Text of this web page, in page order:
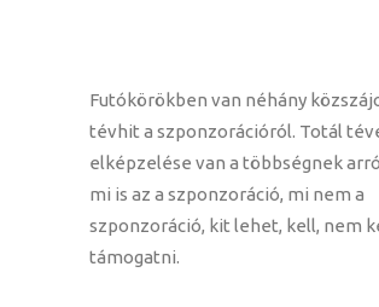
Futókörökben van néhány
tévhit a szponzorációról. Totál
elképzelése van a többségnek
mi is az a szponzoráció, mi nem a
szponzoráció, kit lehet, kell, nem
támogatni.